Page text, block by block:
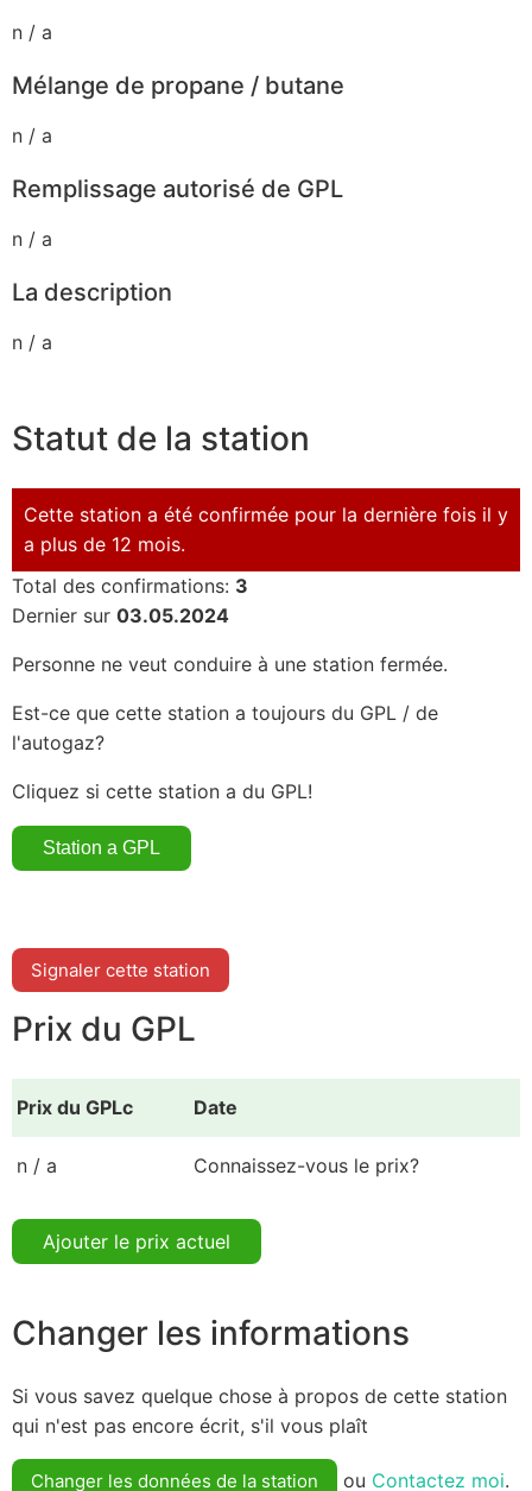
n / a
Mélange de propane / butane
n / a
Remplissage autorisé de GPL
n / a
La description
n / a
Statut de la station
Cette station a été confirmée pour la dernière fois il y
a plus de 12 mois.
Total des confirmations: 3
Dernier sur 03.05.2024
Personne ne veut conduire à une station fermée.
Est-ce que cette station a toujours du GPL / de
l'autogaz?
Cliquez si cette station a du GPL!
Signaler cette station
Prix du GPL
Prix du GPLc Date
n / a Connaissez-vous le prix?
Ajouter le prix actuel
Changer les informations
Si vous savez quelque chose à propos de cette station
qui n'est pas encore écrit, s'il vous plaît
Changer les données de la station ou Contactez moi.